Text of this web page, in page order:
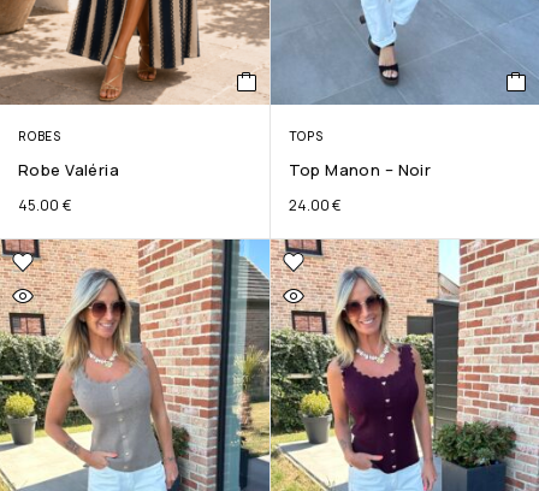
ROBES
Robe Valéria
45.00 €
TOPS
Top Manon – Noir
24.00€